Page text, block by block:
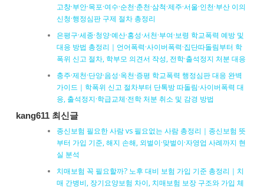
고창·부안·목포·여수·순천·춘천·삼척·제주·서울·인천·부산 이의
신청·행정심판 구제 절차 총정리
은평구·세종·청양·예산·홍성·서천·부여·보령 학교폭력 예방 및
대응 방법 총정리｜언어폭력·사이버폭력·집단따돌림부터 학
폭위 신고 절차, 학부모 의견서 작성, 전학·출석정지 처분 대응
충주·제천·단양·음성·옥천·증평 학교폭력 행정심판 대응 완벽
가이드｜학폭위 신고 절차부터 단톡방 따돌림·사이버폭력 대
응, 출석정지·학급교체·전학 처분 취소 및 감경 방법
kang611 최신글
종신보험 필요한 사람 vs 필요없는 사람 총정리｜종신보험 뜻
부터 가입 기준, 해지 손해, 외벌이·맞벌이·자영업 사례까지 현
실 분석
치매보험 꼭 필요할까? 노후 대비 보험 가입 기준 총정리｜치
매 간병비, 장기요양보험 차이, 치매보험 보장 구조와 가입 체